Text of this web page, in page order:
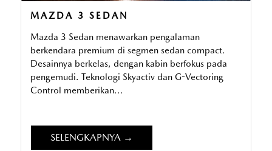
MAZDA 3 SEDAN
Mazda 3 Sedan menawarkan pengalaman
berkendara premium di segmen sedan compact.
Desainnya berkelas, dengan kabin berfokus pada
pengemudi. Teknologi Skyactiv dan G-Vectoring
Control memberikan...
SELENGKAPNYA →